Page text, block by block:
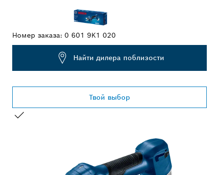
Номер заказа: 0 601 9K1 020
Найти дилера поблизости
Твой выбор